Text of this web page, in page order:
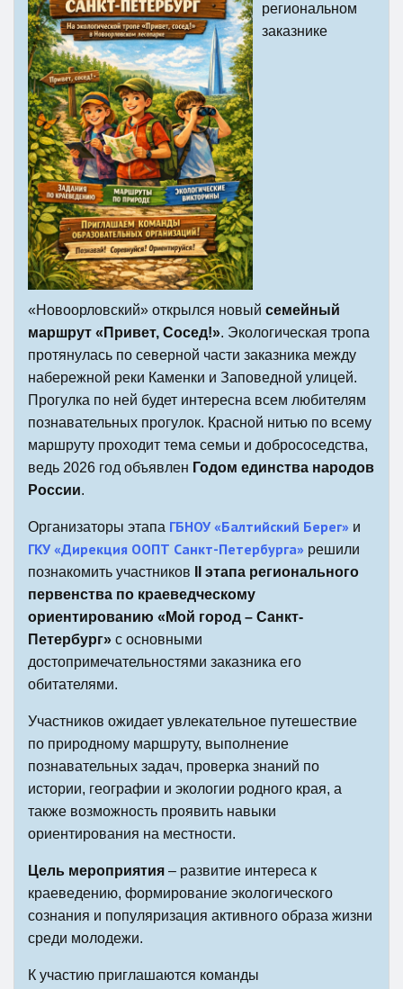
региональном
заказнике
«Новоорловский» открылся новый семейный
маршрут «Привет, Сосед!». Экологическая тропа
протянулась по северной части заказника между
набережной реки Каменки и Заповедной улицей.
Прогулка по ней будет интересна всем любителям
познавательных прогулок. Красной нитью по всему
маршруту проходит тема семьи и добрососедства,
ведь 2026 год объявлен Годом единства народов
России.
Организаторы этапа ГБНОУ «Балтийский Берег» и
ГКУ «Дирекция ООПТ Санкт-Петербурга» решили
познакомить участников
этапа регионального
первенства по краеведческому
ориентированию «Мой город – Санкт-
Петербург» с основными
достопримечательностями заказника его
обитателями.
Участников ожидает увлекательное путешествие
по природному маршруту, выполнение
познавательных задач, проверка знаний по
истории, географии и экологии родного края, а
также возможность проявить навыки
ориентирования на местности.
Цель мероприятия – развитие интереса к
краеведению, формирование экологического
сознания и популяризация активного образа жизни
среди молодежи.
К участию приглашаются команды